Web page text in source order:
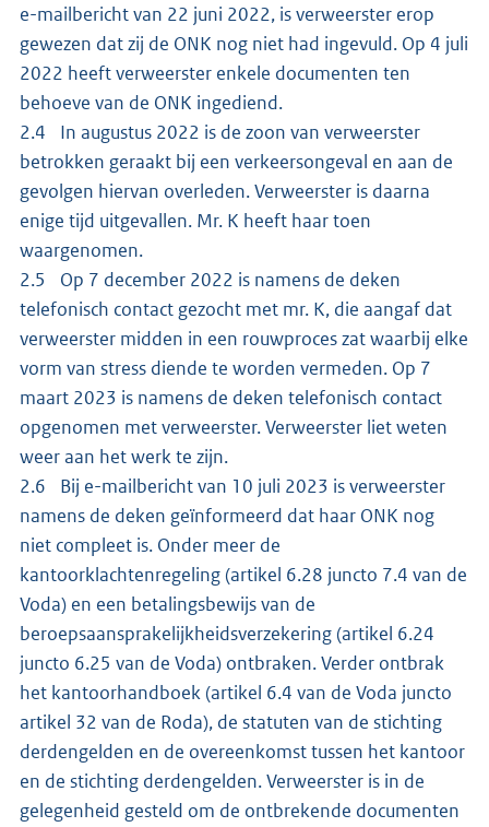
e-mailbericht van 22 juni 2022, is verweerster erop
gewezen dat zij de ONK nog niet had ingevuld. Op 4 juli
2022 heeft verweerster enkele documenten ten
behoeve van de ONK ingediend.
2.4 In augustus 2022 is de zoon van verweerster
betrokken geraakt bij een verkeersongeval en aan de
gevolgen hiervan overleden. Verweerster is daarna
enige tijd uitgevallen. Mr. K heeft haar toen
waargenomen.
2.5 Op 7 december 2022 is namens de deken
telefonisch contact gezocht met mr. K, die aangaf dat
verweerster midden in een rouwproces zat waarbij elke
vorm van stress diende te worden vermeden. Op 7
maart 2023 is namens de deken telefonisch contact
opgenomen met verweerster. Verweerster liet weten
weer aan het werk te zijn.
2.6 Bij e-mailbericht van 10 juli 2023 is verweerster
namens de deken geïnformeerd dat haar ONK nog
niet compleet is. Onder meer de
kantoorklachtenregeling (artikel 6.28 juncto 7.4 van de
Voda) en een betalingsbewijs van de
beroepsaansprakelijkheidsverzekering (artikel 6.24
juncto 6.25 van de Voda) ontbraken. Verder ontbrak
het kantoorhandboek (artikel 6.4 van de Voda juncto
artikel 32 van de Roda), de statuten van de stichting
derdengelden en de overeenkomst tussen het kantoor
en de stichting derdengelden. Verweerster is in de
gelegenheid gesteld om de ontbrekende documenten